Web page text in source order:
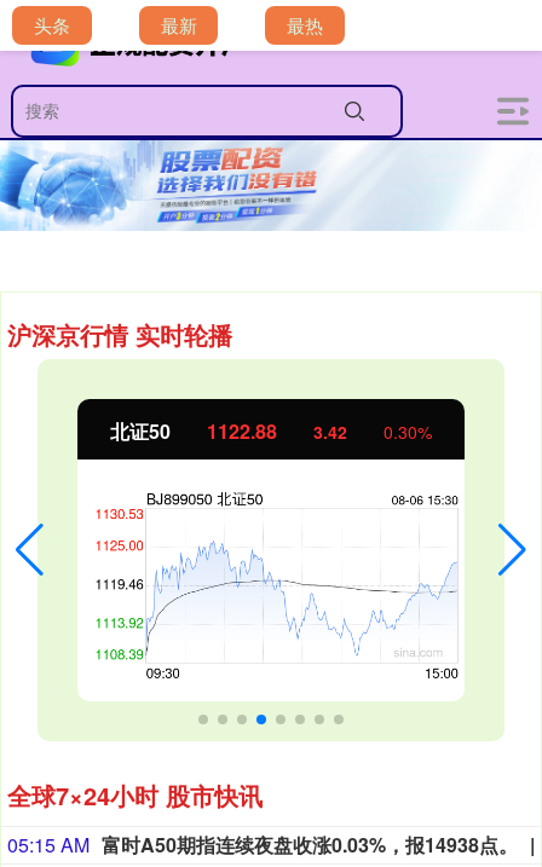
沪深京行情 实时轮播
北证50 1122.88 3.42 0.30%
全球7×24小时 股市快讯
05:15 AM 富时A50期指连续夜盘收涨0.03%，报14938点。
头条 最新 最热